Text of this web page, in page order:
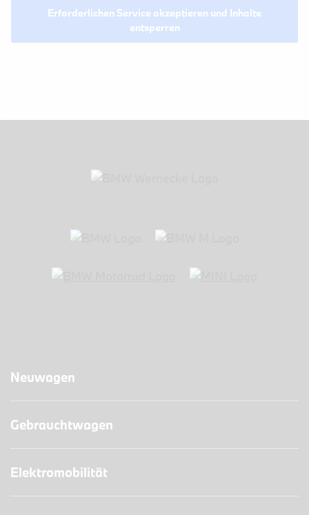
Erforderlichen Service akzeptieren und Inhalte
entsperren
Neuwagen
Gebrauchtwagen
Elektromobilität